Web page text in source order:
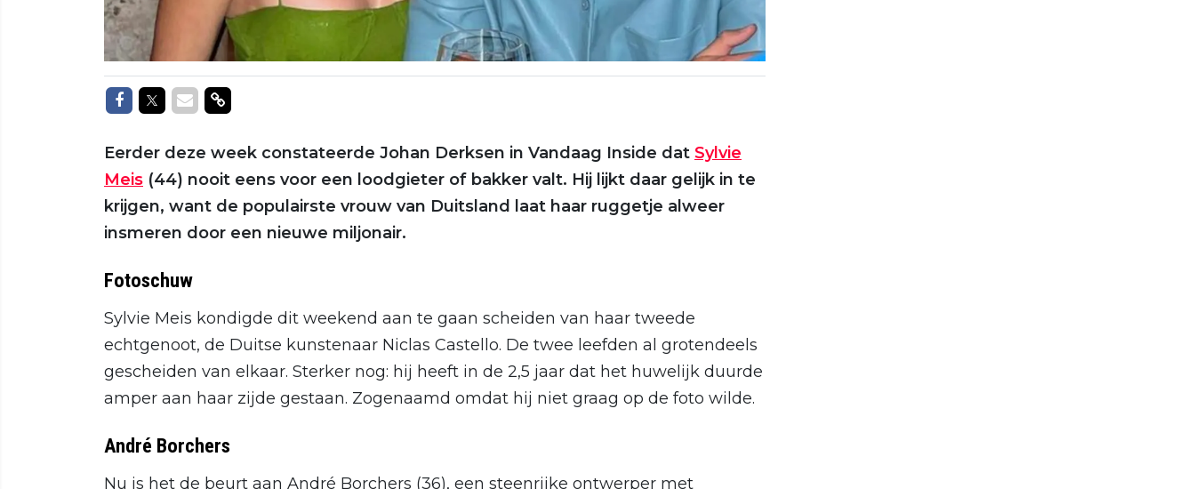
Delen op Facebook
Delen op Twitter
Delen via Mail
Delen via link
Eerder deze week constateerde Johan Derksen in Vandaag Inside dat Sylvie
Meis (44) nooit eens voor een loodgieter of bakker valt. Hij lijkt daar gelijk in te
krijgen, want de populairste vrouw van Duitsland laat haar ruggetje alweer
insmeren door een nieuwe miljonair.
Fotoschuw
Sylvie Meis kondigde dit weekend aan te gaan scheiden van haar tweede
echtgenoot, de Duitse kunstenaar Niclas Castello. De twee leefden al grotendeels
gescheiden van elkaar. Sterker nog: hij heeft in de 2,5 jaar dat het huwelijk duurde
amper aan haar zijde gestaan. Zogenaamd omdat hij niet graag op de foto wilde.
André Borchers
Nu is het de beurt aan André Borchers (36), een steenrijke ontwerper met